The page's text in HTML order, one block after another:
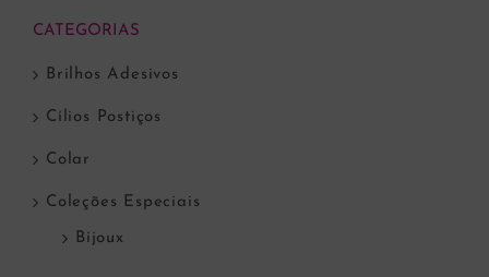
CATEGORIAS
Brilhos Adesivos
Cílios Postiços
Colar
Coleções Especiais
Bijoux